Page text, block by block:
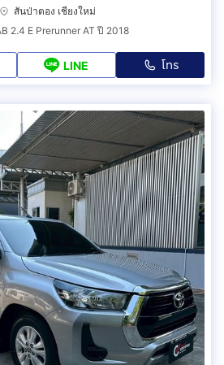
สันป่าตอง เชียงใหม่
2.4 E Prerunner AT ปี 2018
LINE โทร